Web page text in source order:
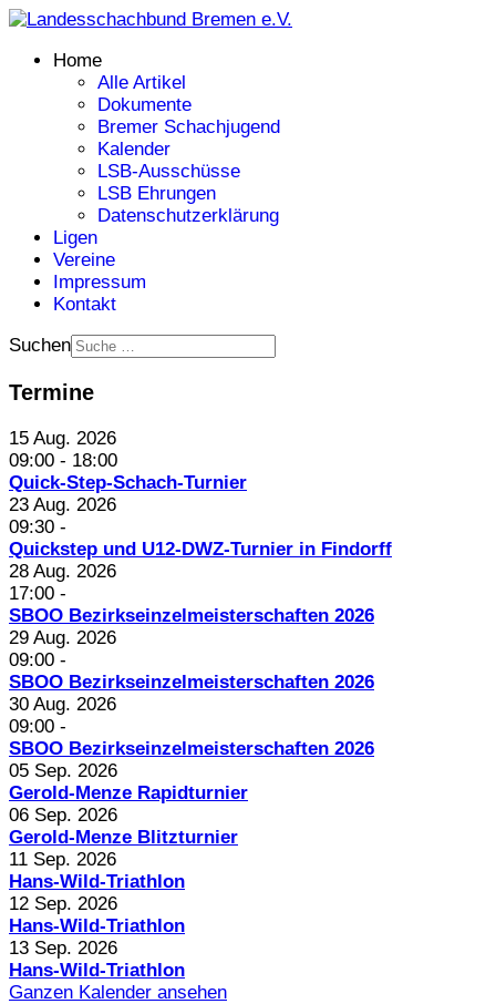
Home
Alle Artikel
Dokumente
Bremer Schachjugend
Kalender
LSB-Ausschüsse
LSB Ehrungen
Datenschutzerklärung
Ligen
Vereine
Impressum
Kontakt
Suchen
Termine
15 Aug. 2026
09:00 - 18:00
Quick-Step-Schach-Turnier
23 Aug. 2026
09:30 -
Quickstep und U12-DWZ-Turnier in Findorff
28 Aug. 2026
17:00 -
SBOO Bezirkseinzelmeisterschaften 2026
29 Aug. 2026
09:00 -
SBOO Bezirkseinzelmeisterschaften 2026
30 Aug. 2026
09:00 -
SBOO Bezirkseinzelmeisterschaften 2026
05 Sep. 2026
Gerold-Menze Rapidturnier
06 Sep. 2026
Gerold-Menze Blitzturnier
11 Sep. 2026
Hans-Wild-Triathlon
12 Sep. 2026
Hans-Wild-Triathlon
13 Sep. 2026
Hans-Wild-Triathlon
Ganzen Kalender ansehen